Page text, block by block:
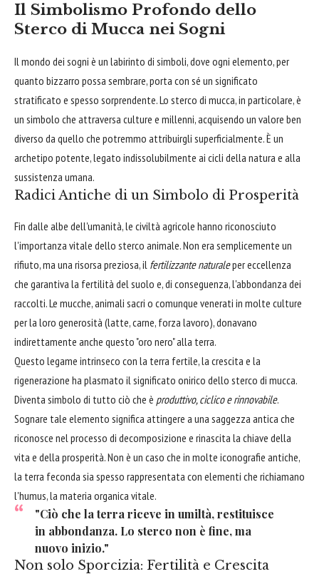
Il Simbolismo Profondo dello
Sterco di Mucca nei Sogni
Il mondo dei sogni è un labirinto di simboli, dove ogni elemento, per
quanto bizzarro possa sembrare, porta con sé un significato
stratificato e spesso sorprendente. Lo sterco di mucca, in particolare, è
un simbolo che attraversa culture e millenni, acquisendo un valore ben
diverso da quello che potremmo attribuirgli superficialmente. È un
archetipo potente, legato indissolubilmente ai cicli della natura e alla
sussistenza umana.
Radici Antiche di un Simbolo di Prosperità
Fin dalle albe dell'umanità, le civiltà agricole hanno riconosciuto
l'importanza vitale dello sterco animale. Non era semplicemente un
rifiuto, ma una risorsa preziosa, il fertilizzante naturaleper eccellenza
che garantiva la fertilità del suolo e, di conseguenza, l'abbondanza dei
raccolti. Le mucche, animali sacri o comunque venerati in molte culture
per la loro generosità (latte, carne, forza lavoro), donavano
indirettamente anche questo "oro nero" alla terra.
Questo legame intrinseco con la terra fertile, la crescita e la
rigenerazione ha plasmato il significato onirico dello sterco di mucca.
Diventa simbolo di tutto ciò che è produttivo, ciclico e rinnovabile.
Sognare tale elemento significa attingere a una saggezza antica che
riconosce nel processo di decomposizione e rinascita la chiave della
vita e della prosperità. Non è un caso che in molte iconografie antiche,
la terra feconda sia spesso rappresentata con elementi che richiamano
l'humus, la materia organica vitale.
"Ciò che la terra riceve in umiltà, restituisce
in abbondanza. Lo sterco non è fine, ma
nuovo inizio."
Non solo Sporcizia: Fertilità e Crescita